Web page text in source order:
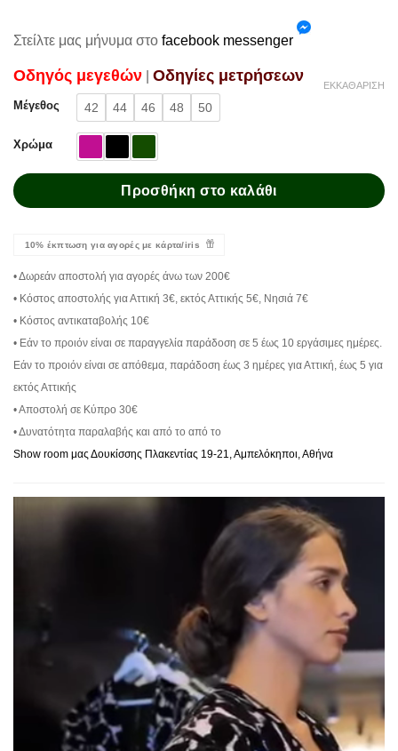
Στείλτε μας μήνυμα στο facebook messenger
Oδηγός μεγεθών Oδηγίες μετρήσεων
Μέγεθος 42 44 46 48 50
Χρώμα
ΕΚΚΑΘΆΡΙΣΗ
Προσθήκη στο καλάθι
10% έκπτωση για αγορές με κάρτα/iris
• Δωρεάν αποστολή για αγορές άνω των 200€
• Κόστος αποστολής για Αττική 3€, εκτός Αττικής 5€, Νησιά 7€
• Κόστος αντικαταβολής 10€
• Εάν το προιόν είναι σε παραγγελία παράδοση σε 5 έως 10 εργάσιμες ημέρες.
Εάν το προιόν είναι σε απόθεμα, παράδοση έως 3 ημέρες για Αττική, έως 5 για
εκτός Αττικής
• Αποστολή σε Κύπρο 30€
• Δυνατότητα παραλαβής και από το από το
Show room μας Δουκίσσης Πλακεντίας 19-21, Αμπελόκηποι, Αθήνα